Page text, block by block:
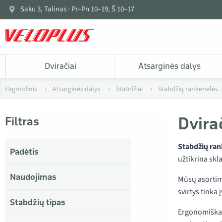
Saku 3, Talinas · Pr–Pn 10–19, Š 10–17
Dviračiai Atsarginės dalys
Pagrindinis Atsarginės dalys Stabdžiai Stabdžių rankenėlės
Stabdžių
užtikrina
Mūsų
svirtys tinka
Filtras
Padėtis
Naudojimas
Stabdžių tipas